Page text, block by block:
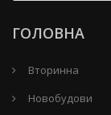
ГОЛОВНА
Вторинна
Новобудови